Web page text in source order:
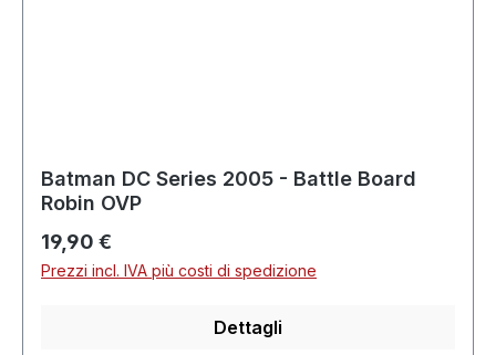
Batman DC Series 2005 - Battle Board
Robin OVP
Prezzo normale:
19,90 €
Prezzi incl. IVA più costi di spedizione
Dettagli